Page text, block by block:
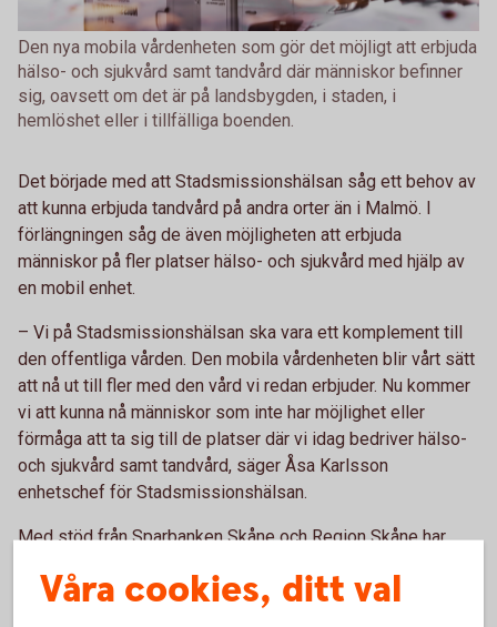
Den nya mobila vårdenheten som gör det möjligt att erbjuda
hälso- och sjukvård samt tandvård där människor befinner
sig, oavsett om det är på landsbygden, i staden, i
hemlöshet eller i tillfälliga boenden.
Det började med att Stadsmissionshälsan såg ett behov av
att kunna erbjuda tandvård på andra orter än i Malmö. I
förlängningen såg de även möjligheten att erbjuda
människor på fler platser hälso- och sjukvård med hjälp av
en mobil enhet.
– Vi på Stadsmissionshälsan ska vara ett komplement till
den offentliga vården. Den mobila vårdenheten blir vårt sätt
att nå ut till fler med den vård vi redan erbjuder. Nu kommer
vi att kunna nå människor som inte har möjlighet eller
förmåga att ta sig till de platser där vi idag bedriver hälso-
och sjukvård samt tandvård, säger Åsa Karlsson
enhetschef för Stadsmissionshälsan.
Med stöd från Sparbanken Skåne och Region Skåne har
behövts för att genomföra visionen om den mobila
Våra cookies, ditt val